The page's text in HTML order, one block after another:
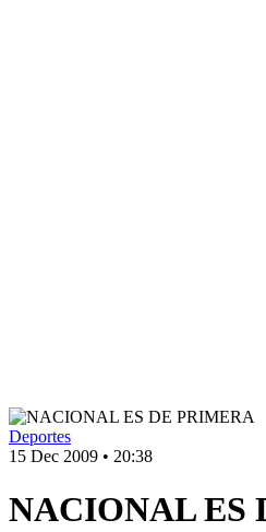
Deportes
15 Dec 2009 • 20:38
NACIONAL ES